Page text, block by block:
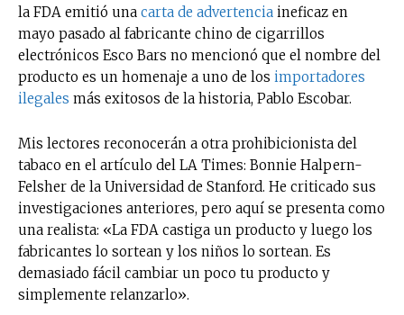
la FDA emitió una carta de advertencia ineficaz en
mayo pasado al fabricante chino de cigarrillos
electrónicos Esco Bars no mencionó que el nombre del
producto es un homenaje a uno de los importadores
ilegales más exitosos de la historia, Pablo Escobar.
Mis lectores reconocerán a otra prohibicionista del
tabaco en el artículo del LA Times: Bonnie Halpern-
Felsher de la Universidad de Stanford. He criticado sus
investigaciones anteriores, pero aquí se presenta como
una realista: «La FDA castiga un producto y luego los
fabricantes lo sortean y los niños lo sortean. Es
demasiado fácil cambiar un poco tu producto y
simplemente relanzarlo».